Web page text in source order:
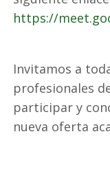
https://
Invitamos a
profesionales
participar y
nueva oferta